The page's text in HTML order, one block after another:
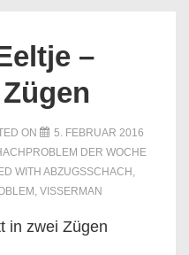
–
ON
5. FEBRUAR 2016
DER WOCHE
WITH ABZUGSSCHACH ,
, VISSERMAN
in zwei Zügen